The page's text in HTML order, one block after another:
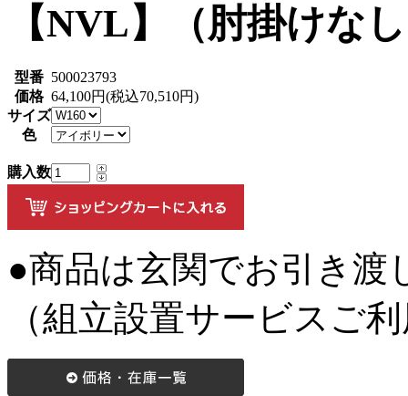
【NVL】（肘掛けな
型番 500023793
価格 64,100円(税込70,510円)
サイズ
色
購入数
●商品は玄関でお引き渡
（組立設置サービスご